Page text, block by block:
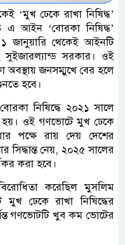
‘মুখ ঢেকে রাখা নিষিদ্ধ’
এ আইন ‘বোরকা নিষিদ্ধ’
জানুয়ারি থেকেই আইনটি
সুইজারল্যান্ড সরকার। ওই
জনসম্মুখে বের হলে
হবে।
বোরকা নিষিদ্ধে ২০২১ সালে
হয়। ওই গণভোটে মুখ ঢেকে
পক্ষে রায় দেয় দেশের
সিদ্ধান্ত নেয়, ২০২৫ সালের
করা হবে।
করেছিল মুসলিম
ঢেকে রাখা নিষিদ্ধের
গণভোটটি খুব কম ভোটের